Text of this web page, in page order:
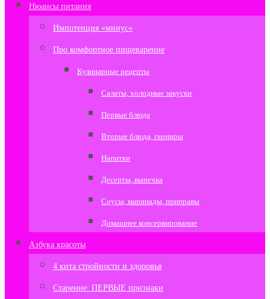
Нюансы питания
Импотенция «минус»
Про комфортное пищеварение
Кулинарные рецепты
Салаты, холодные закуски
Первые блюда
Вторые блюда, гарниры
Напитки
Десерты, выпечка
Соусы, маринады, приправы
Домашнее консервирование
Азбука красоты
4 кита стройности и здоровья
Старение: ПЕРВЫЕ признаки